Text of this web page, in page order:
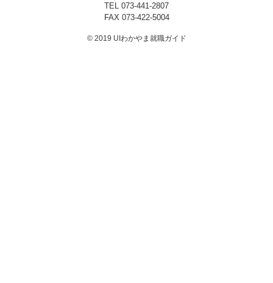
TEL 073-441-2807
FAX 073-422-5004
© 2019 UIわかやま就職ガイド